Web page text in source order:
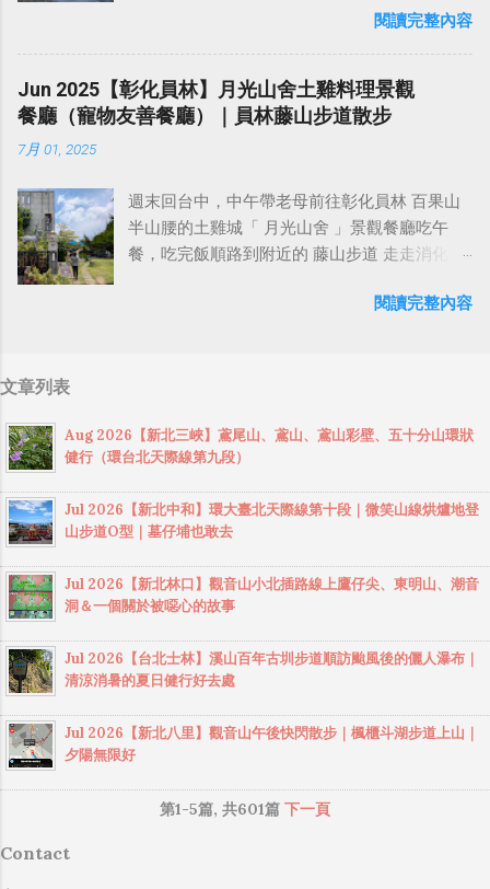
著名的 赫士古堡（Hearst Castle） ，這是美國
頂級名宅...
息 炸蛋蔥油餅一個50元，塗上辣椒醬還不錯吃
鵝公髻山 順便又去撿了清水坑山（雖然來過
了） 清水坑山的展望 太平山 山徑旁發現一個建
的觀景點 由好漢坡下山 好漢坡確實很陡，若是
從這裡上山，應該也是小累 下山回到北側登山
口，許多攤販都已經收攤了
完成百岳或是鍛鍊體力和意志力，一般人應該
不會無聊到想要去這座山。 民國45年 林文安 只
帶簡易裝備坐蹦蹦車、索道直達白仙洞招待
所，二個小時即創下白姑大山光復後首登記
青山上線起登，需爬升2500公尺，且在一天內
來回，非常之辛苦。原有的登山口自從九二一
地震中橫青山段毀損後一起被廢棄，後來岳界
的山友另闢「 三錐山路線 」，改為由「 紅香部
落 」進入，由於途中有營地可紮營，登山時間
因為地形複雜加上氣候多變，且沿途箭竹林和
岔路不少，是許多山友眼中難以征服的高山，
的白姑大山山難--張博崴事件就是因為沒經驗還
一個人獨自上山所造成的遺憾）。 白姑大山山
姓大學生，在經驗及裝備不足情況下，卻選擇
獨攀難度極高的白姑大山，在與女友通過手
的山友亦告知，沿路並未碰到張姓大學生上
山，推斷應該是還沒上山就迷路了。後經官方
與民間動員500人次搜救，仍無下文，歷經50餘
天，直到2011/4/20才被民間登山人士黃國書先
生，沿北港溪谷垂降下切找到遺體。此事件因
家屬擬提國賠及建議限縮登山條件，影響甚
巨，引起山界譁然。 序 歸類 名稱 別稱 說明 標
99°C，為火山性溫泉，溫泉終年不竭。泡完湯
還能享用山產美食，這裡的半露天湯屋頗有偽
出國的感覺，可以算是台北近郊想上山泡湯的
平民首選吧。 馬槽花藝村的溫泉屬於青磺泉，
是陽明山地區常見的泉質。青磺泉的特色是帶
提供不同溫度的選擇，例如 38 度和 42 度的熱
水池，讓遊客可以根據自己的喜好調整。 冷水
池: 提供冷水池，讓遊客可以冷熱交替泡湯，促
的溫泉池，利用微弱電流刺激肌肉，達到舒緩
旅館也都是暫停營業的狀態，前陣子有幾次去
陽明山爬山想順路去泡湯，結果都沒有溫泉可
用，到了11月中旬的週六，晚上打電話去詢
問，確認溫泉已經恢復正常，立馬決定隔天上
下午5點抵達，馬槽溫泉這裡像是個遺世獨立的
世界，因為大眾交通方式不便，很多人可能聽
啟用，且已經快要入夜了，應該人會比較少，
結果到了停車場看見幾乎停滿車，真是令人感
用是一張小朋友），裡面空間寬敞，能夠泡湯
一小時，備品也相當齊全，兩條毛巾、熱水
壺、礦泉水、咖啡包和茶包，杯具、吹風機，
也有插座可使用。 今天下午山上開始下起小
閱讀完整內容
Jun 2025【彰化員林】月光山舍土雞料理景觀
餐廳（寵物友善餐廳）｜員林藤山步道散步
7月 01, 2025
週末回台中，中午帶老母前往彰化員林 百果山
半山腰的土雞城「 月光山舍 」景觀餐廳吃午
餐，吃完飯順路到附近的 藤山步道 走走消化一
一員，是員林人熟悉的後山遊憩地，也是 參山
登高或健行都非常適合 今天來用餐的這家 月光
山舍景觀餐廳 ，坐擁180度無障礙物視野，是欣
賞夕陽和夜景的絕佳地點！天氣晴朗時，白天
從這裡可遠眺王功漁港、雲林六輕，以及近在
咫尺高鐵全貌。 餐廳室內用餐空間，採光很
好，座位主要以大圓桌，8~10人為主，不過若
只有2～3人，沒客滿的話，店家也會接受訂
不了戶外的座位區。不過無論選擇室內或戶外
座位，都能感受到不同的氛圍，想欣賞夜景的
約。 月光山舍景觀餐廳 提供多樣化的菜色，販
售湯品、沙拉、炒時蔬、肉品、煎蛋、鮮魚、
鍋，採自行先至櫃檯點餐結帳。 月光山舍土雞
閱讀完整內容
文章列表
Aug 2026【新北三峽】鳶尾山、鳶山、鳶山彩壁、五十分山環狀
健行（環台北天際線第九段）
Jul 2026【新北中和】環大臺北天際線第十段｜微笑山線烘爐地登
山步道O型｜墓仔埔也敢去
Jul 2026【新北林口】觀音山小北插路線上鷹仔尖、東明山、潮音
洞＆一個關於被噁心的故事
Jul 2026【台北士林】溪山百年古圳步道順訪颱風後的儷人瀑布｜
清涼消暑的夏日健行好去處
Jul 2026【新北八里】觀音山午後快閃散步｜楓櫃斗湖步道上山｜
夕陽無限好
第1-5篇, 共601篇 下一頁
Contact